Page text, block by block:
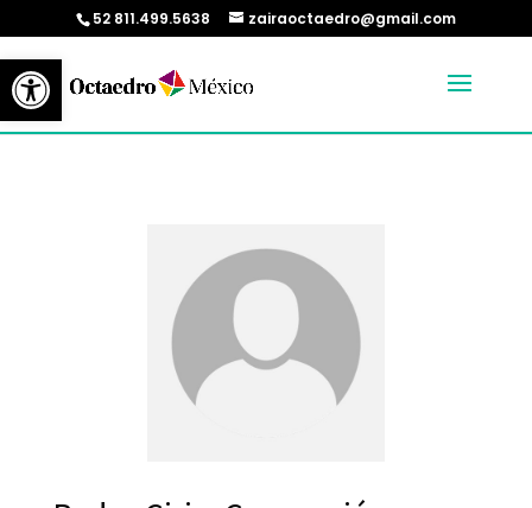
Abrir barra de herramientas
52 811.499.5638 zairaoctaedro@gmail.com